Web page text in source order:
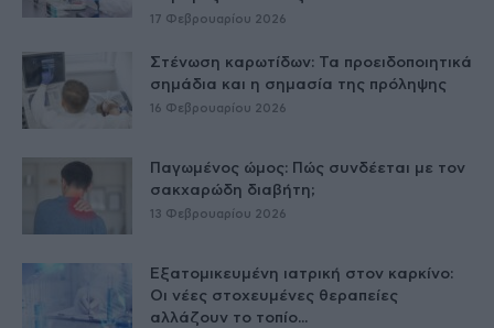
17 Φεβρουαρίου 2026
Στένωση καρωτίδων: Τα προειδοποιητικά
σημάδια και η σημασία της πρόληψης
16 Φεβρουαρίου 2026
Παγωμένος ώμος: Πώς συνδέεται με τον
σακχαρώδη διαβήτη;
13 Φεβρουαρίου 2026
Εξατομικευμένη ιατρική στον καρκίνο:
Οι νέες στοχευμένες θεραπείες
αλλάζουν το τοπίο...